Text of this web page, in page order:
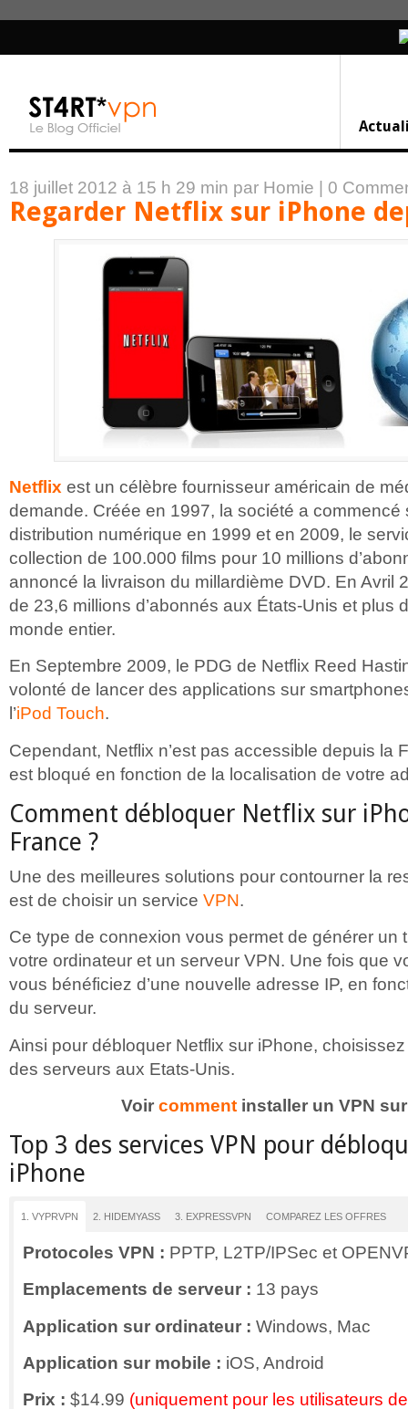
18 juillet 2012 à 15 h 29 min par Homie 0
Regarder Netflix sur iPhone
Netflix est un célèbre fournisseur américain de
demande. Créée en 1997, la société a
distribution numérique en 1999 et en 2009, le
collection de 100.000 films pour 10 millions
annoncé la livraison du millardième DVD. En Avril
de 23,6 millions d’abonnés aux États-Unis et plus
monde entier.
En Septembre 2009, le PDG de Netflix Reed
volonté de lancer des applications sur
l’iPod Touch.
Cependant, Netflix n’est pas accessible depuis la
est bloqué en fonction de la localisation de votre
Comment débloquer Netflix sur
France ?
Une des meilleures solutions pour contourner la
est de choisir un service VPN.
Ce type de connexion vous permet de générer un
votre ordinateur et un serveur VPN. Une fois que
vous bénéficiez d’une nouvelle adresse IP, en
du serveur.
Ainsi pour débloquer Netflix sur iPhone,
des serveurs aux Etats-Unis.
Voir comment installer un VPN
Top 3 des services VPN pour
iPhone
1. VYPRVPN 2. HIDEMYASS 3. EXPRESSVPN COMPAREZ LES OFFRES
Protocoles VPN : PPTP, L2TP/IPSec et
Emplacements de serveur : 13 pays
Application sur ordinateur : Windows, Mac
Application sur mobile : iOS, Android
Prix : $14.99 (uniquement pour les utilisateurs